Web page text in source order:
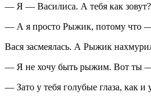
— Я — Василиса. А тебя как
— А я просто Рыжик, потому что
Вася засмеялась. А Рыжик
— Я не хочу быть рыжим. Вот ты —
— Зато у тебя голубые глаза, как и